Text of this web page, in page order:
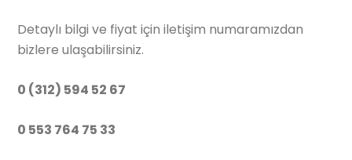
Detaylı bilgi ve fiyat için iletişim numaramızdan
bizlere ulaşabilirsiniz.
0 (312) 594 52 67
0 553 764 75 33